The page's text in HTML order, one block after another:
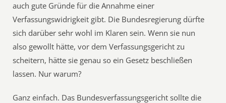
auch gute Gründe für die Annahme einer
Verfassungswidrigkeit gibt. Die Bundesregierung dürfte
sich darüber sehr wohl im Klaren sein. Wenn sie nun
also gewollt hätte, vor dem Verfassungsgericht zu
scheitern, hätte sie genau so ein Gesetz beschließen
lassen. Nur warum?
Ganz einfach. Das Bundesverfassungsgericht sollte die